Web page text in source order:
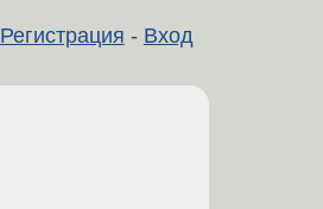
Регистрация - Вход